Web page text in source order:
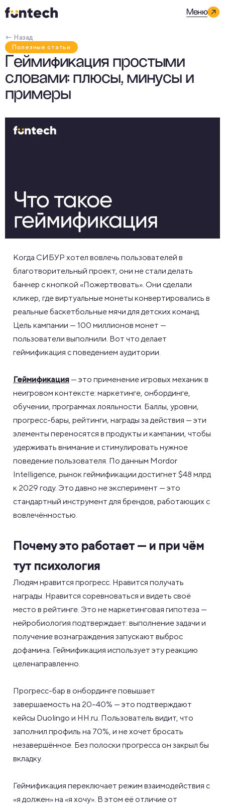
← Назад
Полезные статьи
Геймификация простыми
словами: плюсы, минусы и
примеры
Когда СИБУР хотел вовлечь пользователей в
благотворительный проект, они не стали делать
баннер с кнопкой «Пожертвовать». Они сделали
кликер, где виртуальные монеты конвертировались в
реальные баскетбольные мячи для детских команд.
Цель кампании — 100 миллионов монет —
пользователи выполнили. Вот что делает
геймификация с поведением аудитории.
Геймификация — это применение игровых механик в
неигровом контексте: маркетинге, онбординге,
обучении, программах лояльности. Баллы, уровни,
прогресс-бары, рейтинги, награды за действия — эти
элементы переносятся в продукты и кампании, чтобы
удерживать внимание и стимулировать нужное
поведение пользователя. По данным Mordor
Intelligence, рынок геймификации достигнет $48 млрд
к 2029 году. Это давно не эксперимент — это
стандартный инструмент для брендов, работающих с
вовлечённостью.
Почему это работает — и при чём
тут психология
Людям нравится прогресс. Нравится получать
награды. Нравится соревноваться и видеть своё
место в рейтинге. Это не маркетинговая гипотеза —
нейробиология подтверждает: выполнение задачи и
получение вознаграждения запускают выброс
дофамина. Геймификация использует эту реакцию
целенаправленно.
Прогресс-бар в онбординге повышает
завершаемость на 20–40% — это подтверждают
кейсы Duolingo и HH.ru. Пользователь видит, что
заполнил профиль на 70%, и не хочет бросать
незавершённое. Без полоски прогресса он закрыл бы
вкладку.
Геймификация переключает режим взаимодействия с
«я должен» на «я хочу». В этом её отличие от
Меню